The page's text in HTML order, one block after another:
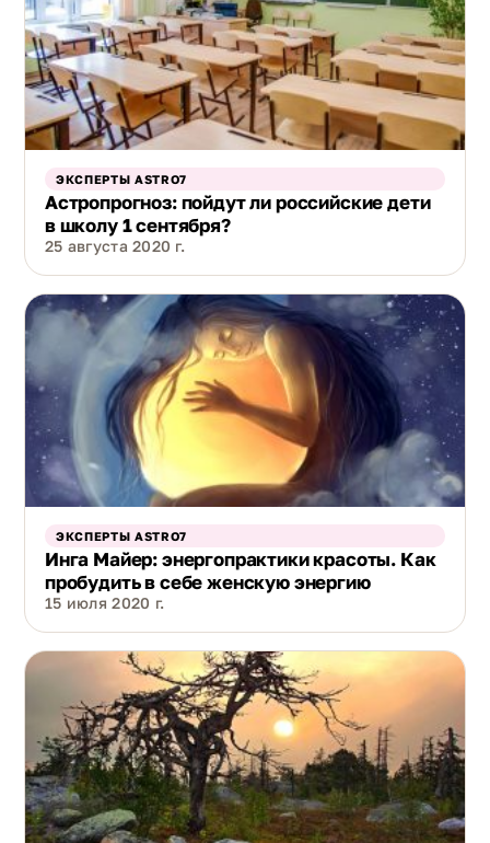
ЭКСПЕРТЫ ASTRO7
Астропрогноз: пойдут ли российские дети
в школу 1 сентября?
25 августа 2020 г.
ЭКСПЕРТЫ ASTRO7
Инга Майер: энергопрактики красоты. Как
пробудить в себе женскую энергию
15 июля 2020 г.